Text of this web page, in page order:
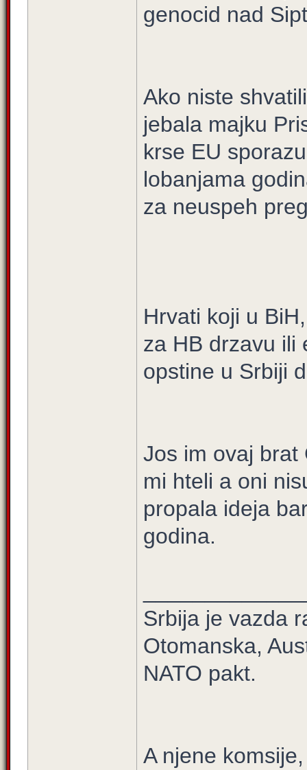
genocid nad
Ako niste
jebala majku
krse EU
lobanjama
za neuspeh
Hrvati koji u
za HB drzavu ili
opstine u Srbiji
Jos im ovaj brat
mi hteli a oni
propala ideja
godina.
Srbija je vazda
Otomanska,
NATO pakt.
A njene